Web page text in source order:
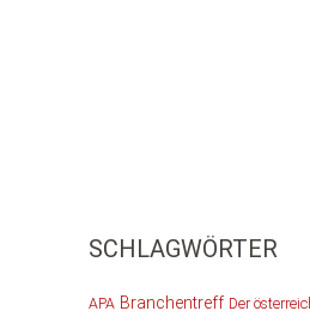
SCHLAGWÖRTER
APA Branchentreff Der